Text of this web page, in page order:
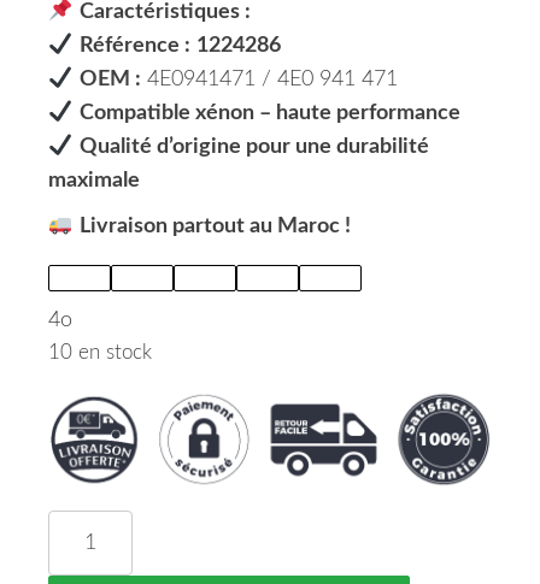
Caractéristiques :
Référence : 1224286
OEM : 4E0941471 / 4E0 941 471
Compatible xénon – haute performance
Qualité d’origine pour une durabilité
maximale
Livraison partout au Maroc !
4o
10 en stock